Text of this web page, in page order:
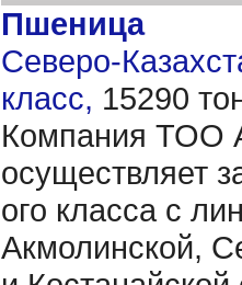
Пшеница
Северо-
класс, 15290
Компания ТОО
осуществляет
ого класса с
Акмолинской,